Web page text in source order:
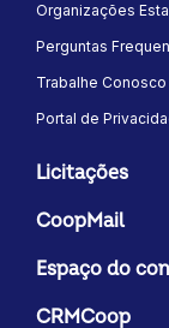
Organizações
Perguntas
Trabalhe Conosco
Portal de
Licitações
CoopMail
Espaço do
CRMCoop